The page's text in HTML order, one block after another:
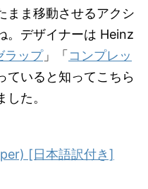
まま移動させるアクシ
。デザイナーは Heinz
ラップ」「 コンプレッ
ていると知ってこちら
た。
[日本語訳付き]